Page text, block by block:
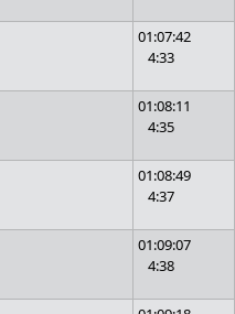
01:07:42
4:33
01:08:11
4:35
01:08:49
4:37
01:09:07
4:38